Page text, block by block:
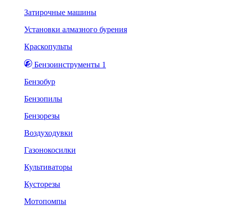
Затирочные машины
Установки алмазного бурения
Краскопульты
Бензоинструменты 1
Бензобур
Бензопилы
Бензорезы
Воздуходувки
Газонокосилки
Культиваторы
Кусторезы
Мотопомпы